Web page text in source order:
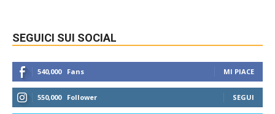
SEGUICI SUI SOCIAL
540,000 Fans MI PIACE
550,000 Follower SEGUI